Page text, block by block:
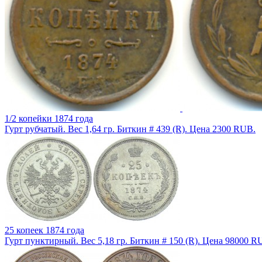
1/2 копейки 1874 года
Гурт рубчатый. Вес 1,64 гр. Биткин # 439 (R). Цена 2300 RUB.
25 копеек 1874 года
Гурт пунктирный. Вес 5,18 гр. Биткин # 150 (R). Цена 98000